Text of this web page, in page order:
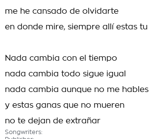
me he cansado de olvidarte
en donde mire, siempre allí estas tu
Nada cambia con el tiempo
nada cambia todo sigue igual
nada cambia aunque no me hables
y estas ganas que no mueren
no te dejan de extrañar
Songwriters: